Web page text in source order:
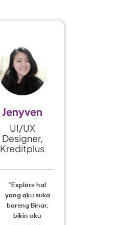
Jenyven
UI/UX
Designer,
Kreditplus
“Explore hal
yang aku suka
bareng Binar,
bikin aku